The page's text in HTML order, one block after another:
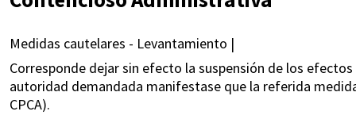
Medidas cautelares - Levantamiento |
Corresponde dejar sin efecto la suspensión de los
autoridad demandada manifestase que la referida
CPCA).